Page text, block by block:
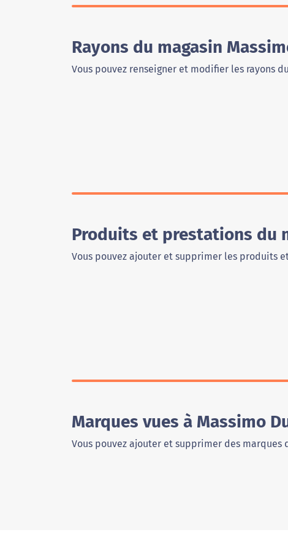
Rayons du magasin
Vous pouvez renseigner et modifier les rayons
Produits et prestations du
Vous pouvez ajouter et supprimer les produits
Marques vues à Massimo
Vous pouvez ajouter et supprimer des marques